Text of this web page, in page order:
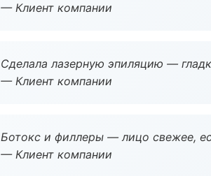
— Клиент компании
Сделала лазерную эпиляцию —
— Клиент компании
Ботокс и филлеры — лицо свежее,
— Клиент компании